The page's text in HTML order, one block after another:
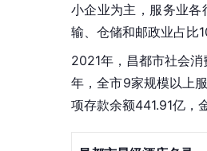
地，目前已发现具有
全市共有藏药生产企
2021年，昌都市工业
原矿产量60.14万吨